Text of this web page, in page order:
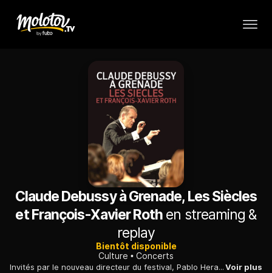
Claude Debussy à Grenade, Les Siècles
et François-Xavier Roth en streaming &
replay
Bientôt disponible
Culture
Concerts
Invités par le nouveau directeur du festival, Pablo Heras-Casado, l'Orchestre Les Siècles dirigé par François-Xavier Roth, distille une essence française de haut niveau.Voir plus